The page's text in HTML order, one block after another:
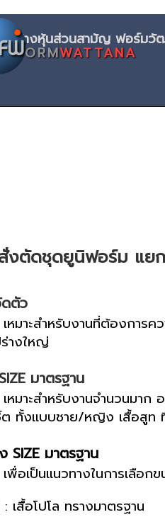
ห้างหุ้นส่
FORMWATTANA
งตัดชุดยูนิฟอร์ม แย
ตัว
เหมาะสำหรับงานที่ต้องการค
างใหญ่
มาตรฐาน
เหมาะสำหรับงานจำนวนมา
ต ทั้งแบบชาย/หญิง เสื้อสูท
SIZE มาตรฐาน
เพื่อเป็นแนวทางในการเลือก
: เสื้อโปโล ทรางมาตรฐา